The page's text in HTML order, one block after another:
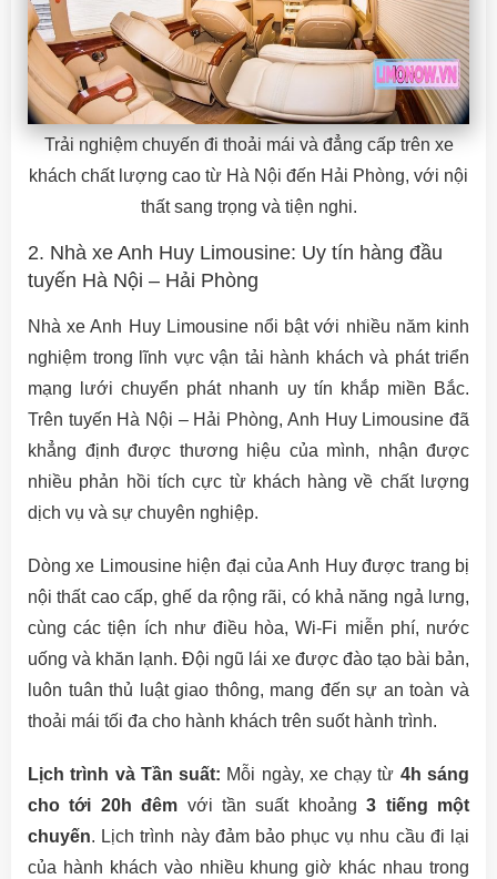
Trải nghiệm chuyến đi thoải mái và đẳng cấp trên xe
khách chất lượng cao từ Hà Nội đến Hải Phòng, với nội
thất sang trọng và tiện nghi.
2. Nhà xe Anh Huy Limousine: Uy tín hàng đầu
tuyến Hà Nội – Hải Phòng
Nhà xe Anh Huy Limousine nổi bật với nhiều năm kinh
nghiệm trong lĩnh vực vận tải hành khách và phát triển
mạng lưới chuyển phát nhanh uy tín khắp miền Bắc.
Trên tuyến Hà Nội – Hải Phòng, Anh Huy Limousine đã
khẳng định được thương hiệu của mình, nhận được
nhiều phản hồi tích cực từ khách hàng về chất lượng
dịch vụ và sự chuyên nghiệp.
Dòng xe Limousine hiện đại của Anh Huy được trang bị
nội thất cao cấp, ghế da rộng rãi, có khả năng ngả lưng,
cùng các tiện ích như điều hòa, Wi-Fi miễn phí, nước
uống và khăn lạnh. Đội ngũ lái xe được đào tạo bài bản,
luôn tuân thủ luật giao thông, mang đến sự an toàn và
thoải mái tối đa cho hành khách trên suốt hành trình.
Lịch trình và Tần suất: Mỗi ngày, xe chạy từ 4h sáng
cho tới 20h đêm với tần suất khoảng3 tiếng một
chuyến. Lịch trình này đảm bảo phục vụ nhu cầu đi lại
của hành khách vào nhiều khung giờ khác nhau trong